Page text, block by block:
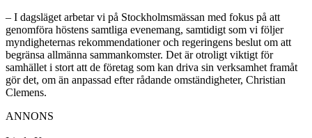
– I dagsläget arbetar vi på Stockholmsmässan med fokus på att
genomföra höstens samtliga evenemang, samtidigt som vi följer
myndigheternas rekommendationer och regeringens beslut om att
begränsa allmänna sammankomster. Det är otroligt viktigt för
samhället i stort att de företag som kan driva sin verksamhet framåt
gör det, om än anpassad efter rådande omständigheter, Christian
Clemens.
ANNONS